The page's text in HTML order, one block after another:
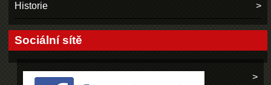
Historie
Sociální sítě